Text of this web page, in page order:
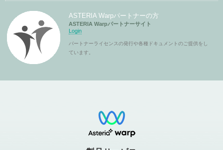
ASTERIA Warpパートナーの方
ASTERIA Warpパートナーサイト
Login
パートナーライセンスの発行や各種ドキュメントのご提供をし
ています。